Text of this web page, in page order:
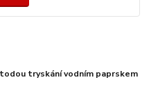
tryskání vodním paprskem